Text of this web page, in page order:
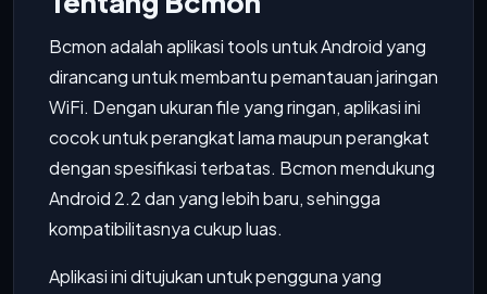
Bcmon adalah aplikasi tools untuk Android yang
dirancang untuk membantu pemantauan jaringan
WiFi. Dengan ukuran file yang ringan, aplikasi ini
cocok untuk perangkat lama maupun perangkat
dengan spesifikasi terbatas. Bcmon mendukung
Android 2.2 dan yang lebih baru, sehingga
kompatibilitasnya cukup luas.
Aplikasi ini ditujukan untuk pengguna yang